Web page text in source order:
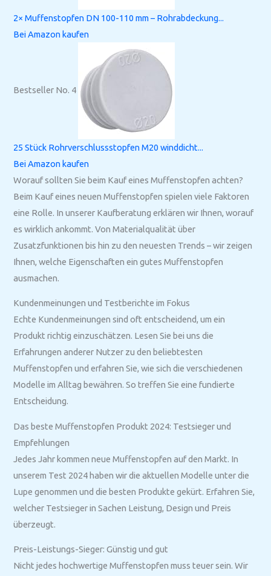
2× Muffenstopfen DN 100-110 mm – Rohrabdeckung...
Bei Amazon kaufen
Bestseller No. 4
25 Stück Rohrverschlussstopfen M20 winddicht...
Bei Amazon kaufen
Worauf sollten Sie beim Kauf eines Muffenstopfen achten?
Beim Kauf eines neuen Muffenstopfen spielen viele Faktoren
eine Rolle. In unserer Kaufberatung erklären wir Ihnen, worauf
es wirklich ankommt. Von Materialqualität über
Zusatzfunktionen bis hin zu den neuesten Trends – wir zeigen
Ihnen, welche Eigenschaften ein gutes Muffenstopfen
ausmachen.
Kundenmeinungen und Testberichte im Fokus
Echte Kundenmeinungen sind oft entscheidend, um ein
Produkt richtig einzuschätzen. Lesen Sie bei uns die
Erfahrungen anderer Nutzer zu den beliebtesten
Muffenstopfen und erfahren Sie, wie sich die verschiedenen
Modelle im Alltag bewähren. So treffen Sie eine fundierte
Entscheidung.
Das beste Muffenstopfen Produkt 2024: Testsieger und
Empfehlungen
Jedes Jahr kommen neue Muffenstopfen auf den Markt. In
unserem Test 2024 haben wir die aktuellen Modelle unter die
Lupe genommen und die besten Produkte gekürt. Erfahren Sie,
welcher Testsieger in Sachen Leistung, Design und Preis
überzeugt.
Preis-Leistungs-Sieger: Günstig und gut
Nicht jedes hochwertige Muffenstopfen muss teuer sein. Wir